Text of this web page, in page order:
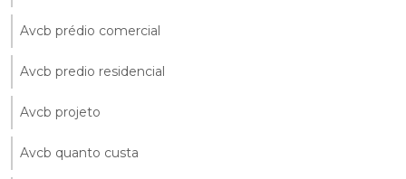
Avcb prédio comercial
Avcb predio residencial
Avcb projeto
Avcb quanto custa